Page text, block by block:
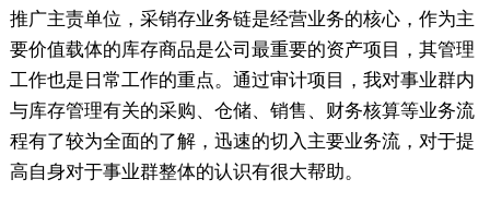
推广主责单位，采销存业务链是经营业务的核心，作为主
要价值载体的库存商品是公司最重要的资产项目，其管理
工作也是日常工作的重点。通过审计项目，我对事业群内
与库存管理有关的采购、仓储、销售、财务核算等业务流
程有了较为全面的了解，迅速的切入主要业务流，对于提
高自身对于事业群整体的认识有很大帮助。